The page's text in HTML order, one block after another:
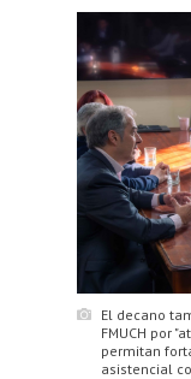
El decano
FMUCH por
permitan
asistencial